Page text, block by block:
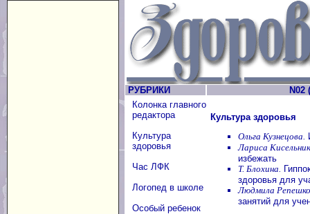
РУБРИКИ
N02
Колонка главного
редактора
Культура
здоровья
Час ЛФК
Логопед в школе
Особый ребенок
Культура здоровья
Ольга Кузнецова.
Лариса
избежать
Т. Блохина.
здоровья для
Людмила
занятий для